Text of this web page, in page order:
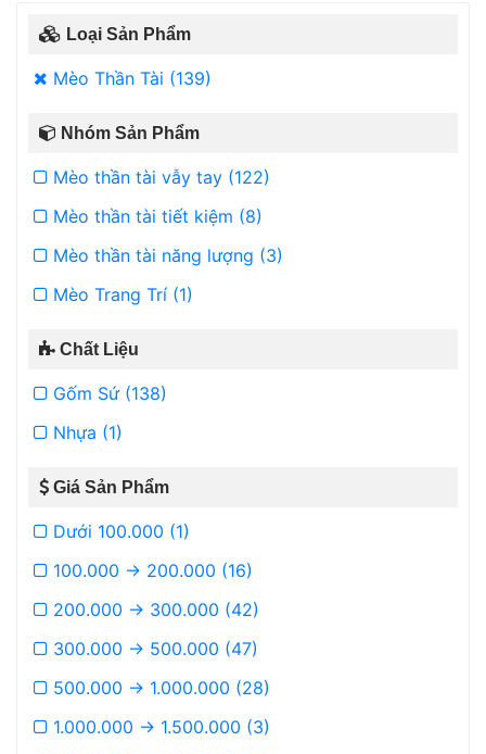
Loại Sản Phẩm
Mèo Thần Tài (139)
Nhóm Sản Phẩm
Mèo thần tài vẫy tay (122)
Mèo thần tài tiết kiệm (8)
Mèo thần tài năng lượng (3)
Mèo Trang Trí (1)
Chất Liệu
Gốm Sứ (138)
Nhựa (1)
Giá Sản Phẩm
Dưới 100.000 (1)
100.000 -> 200.000 (16)
200.000 -> 300.000 (42)
300.000 -> 500.000 (47)
500.000 -> 1.000.000 (28)
1.000.000 -> 1.500.000 (3)